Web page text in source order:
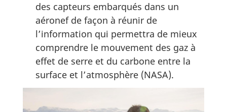
des capteurs embarqués dans un
aéronef de façon à réunir de
l’information qui permettra de mieux
comprendre le mouvement des gaz à
effet de serre et du carbone entre la
surface et l’atmosphère (NASA).